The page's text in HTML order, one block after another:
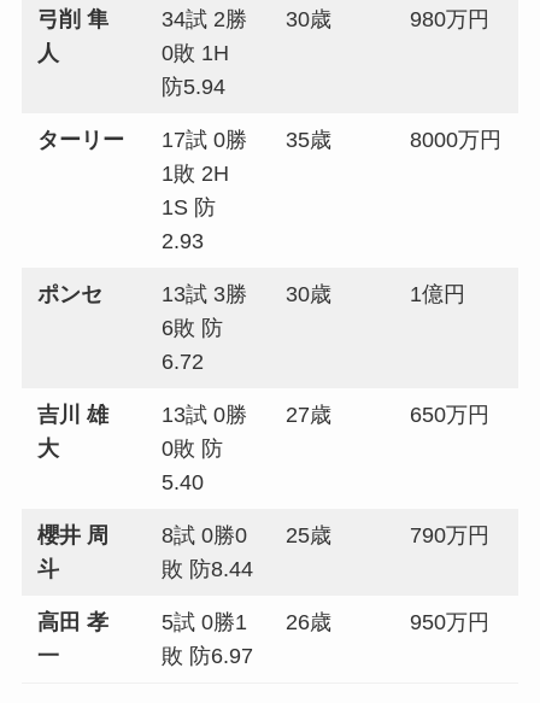
弓削 隼
人
34試 2勝
0敗 1H
防5.94
30歳 980万円
ターリー
17試 0勝
1敗 2H
1S 防
2.93
35歳 8000万円
ポンセ
13試 3勝
6敗 防
6.72
30歳 1億円
吉川 雄
大
13試 0勝
0敗 防
5.40
27歳 650万円
櫻井 周
斗
8試 0勝0
敗 防8.44
25歳 790万円
高田 孝
一
5試 0勝1
敗 防6.97
26歳 950万円